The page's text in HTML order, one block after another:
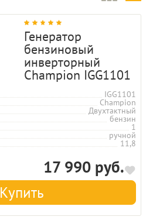
Генератор
бензиновый
инверторный
Champion IGG1101
IGG1101
Champion
Двухтактный
бензин
1
ручной
11,8
17 990 руб.
Купить